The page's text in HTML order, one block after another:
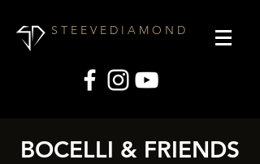
S T E E V E D I A M O N D
BOCELLI & FRIENDS